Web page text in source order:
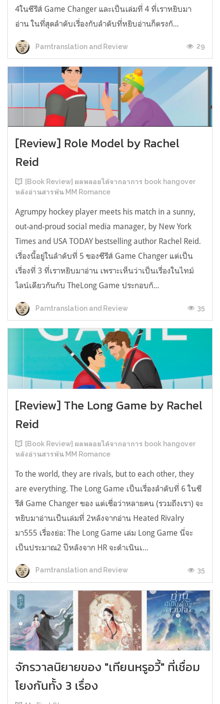
4ในซีรีส์ Game Changer และเป็นเล่มที่ 4 ที่เราหยิบมา
อ่าน ในที่สุดลำดับเรื่องกับลำดับที่หยิบอ่านก็ตรงกั...
Parntranslation and Review 29
[Review] Role Model by Rachel
Reid
[Book Review] ผลพลอยได้จากอาการ book hangover
หลังอ่านสารพัน MM Romance
Agrumpy hockey player meets his match in a sunny,
out-and-proud social media manager, by New York
Times and USA TODAY bestselling author Rachel Reid.
เรื่องนี้อยู่ในลำดับที่ 5 ของซีรีส์ Game Changer แต่เป็น
เรื่องที่ 3 ที่เราหยิบมาอ่าน เพราะเห็นว่าเป็นเรื่องในไทม์
ไลน์เดียวกันกับ TheLong Game ประกอบกั...
Parntranslation and Review 35
[Review] The Long Game by Rachel
Reid
[Book Review] ผลพลอยได้จากอาการ book hangover
หลังอ่านสารพัน MM Romance
To the world, they are rivals, but to each other, they
are everything. The Long Game เป็นเรื่องลำดับที่ 6 ในซี
รีส์ Game Changer ของ แต่เชื่อว่าหลายคน (รวมถึงเรา) จะ
หยิบมาอ่านเป็นเล่มที่ 2หลังจากอ่าน Heated Rivalry
มา555 เรื่องย่อ: The Long Game เล่ม Long Game นี่จะ
เป็นประมาณ2 ปีหลังจาก HR จะดำเนินเ...
Parntranslation and Review 35
จักรวาลนิยายของ "เทียนหรูอวี้" ที่เชื่อม
โยงกันทั้ง 3 เรื่อง